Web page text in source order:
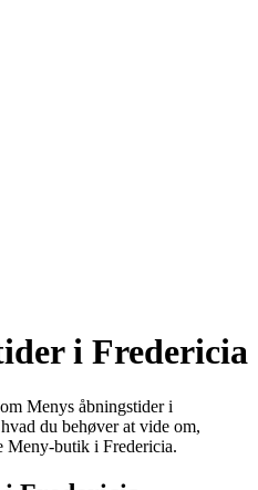
i Fredericia
Menys åbningstider i
du behøver at vide om,
Meny-butik i Fredericia.